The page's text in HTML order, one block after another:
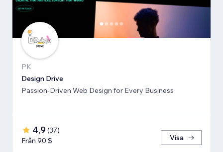
PK
Design Drive
Passion-Driven Web Design for Every Business
4,9 (37)
Från 90 $
Visa